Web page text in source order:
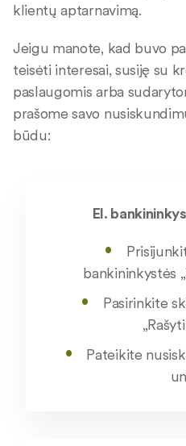
klientų aptarnavimą.
Jeigu manote, kad buvo
teisėti interesai, susiję su
paslaugomis arba
prašome savo
būdu:
El.
bankininkystės
Pasirinkite
„
Pateikite